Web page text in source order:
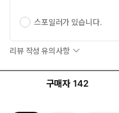
스포일러가 있습니다.
리뷰 작성 유의사항
구매자 142